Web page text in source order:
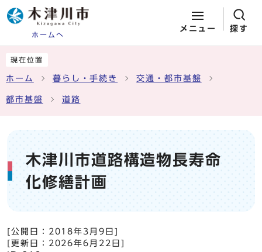
ホームへ
メニュー 探す
現在位置
ホーム 暮らし・手続き 交通・都市基盤
都市基盤 道路
木津川市道路構造物長寿命
化修繕計画
[公開日： 2018年3月9日
[更新日： 2026年6月22日